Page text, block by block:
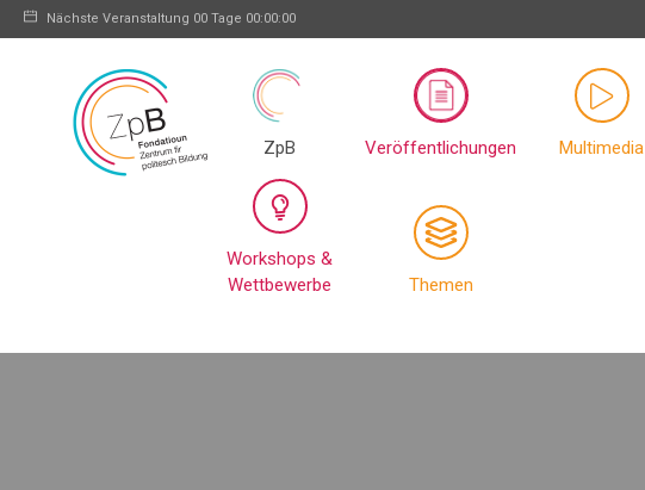
Nächste Veranstaltung 00 Tage 00:00:00
ZpB Veröffentlichungen Multimedia
Workshops &
Wettbewerbe
Themen